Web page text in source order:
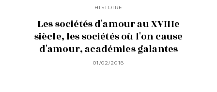
HISTOIRE
Les sociétés d'amour au XVIIIe
siècle, les sociétés où l'on cause
d'amour, académies galantes
01/02/2018